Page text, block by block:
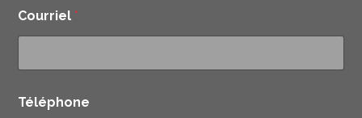
Courriel *
Téléphone